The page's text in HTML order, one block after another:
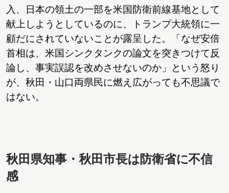
入、日本の領土の一部を米国防衛前線基地として
献上しようとしているのに、トランプ大統領に一
顧だにされていないことが露呈した。「なぜ安倍
首相は、米国シンクタンクの論文を突きつけて反
論し、事実誤認を改めさせないのか」という怒り
が、秋田・山口両県民に燃え広がっても不思議で
はない。
秋田県知事・秋田市長は防衛省に不信
感